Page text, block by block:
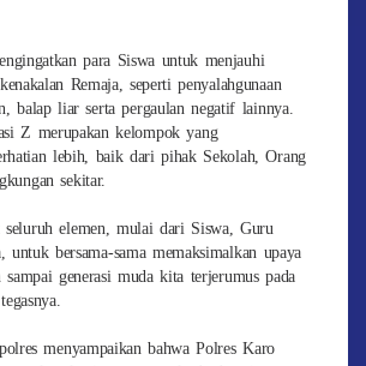
para Siswa untuk menjauhi
Remaja, seperti penyalahgunaan
balap liar serta pergaulan negatif lainnya.
Z merupakan kelompok yang
lebih, baik dari pihak Sekolah, Orang
sekitar.
seluruh elemen, mulai dari Siswa, Guru
untuk bersama-sama memaksimalkan upaya
sampai generasi muda kita terjerumus pada
menyampaikan bahwa Polres Karo